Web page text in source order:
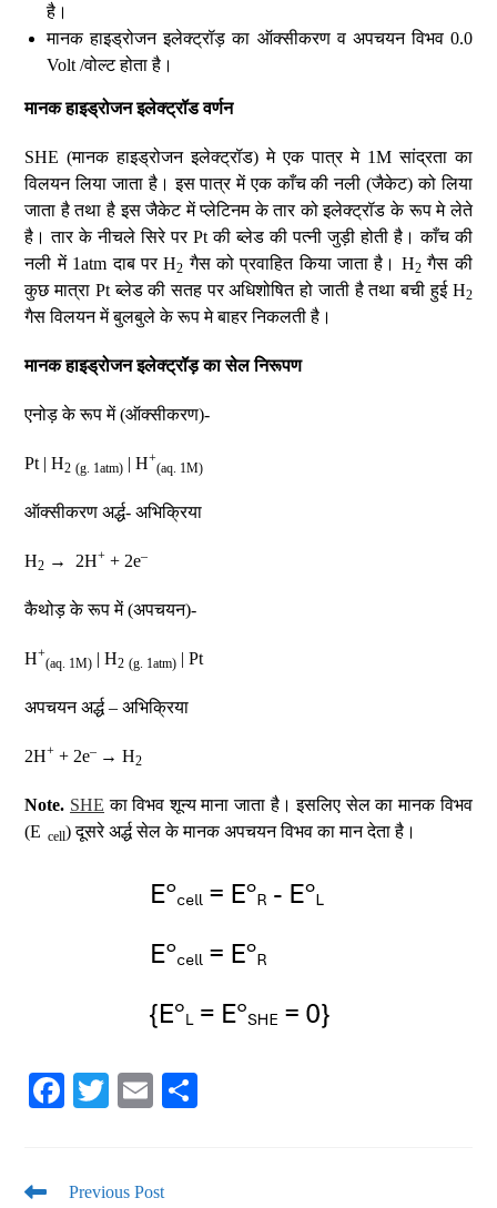
है।
मानक हाइड्रोजन इलेक्ट्रॉड़ का ऑक्सीकरण व अपचयन विभव 0.0
Volt /वोल्ट होता है।
मानक हाइड्रोजन इलेक्ट्रॉड वर्णन
SHE (मानक हाइड्रोजन इलेक्ट्रॉड) मे एक पात्र मे 1M सांद्रता का
विलयन लिया जाता है। इस पात्र में एक काँच की नली (जैकेट) को लिया
जाता है तथा है इस जैकेट में प्लेटिनम के तार को इलेक्ट्रॉड के रूप मे लेते
है। तार के नीचले सिरे पर Pt की ब्लेड की पत्नी जुड़ी होती है। काँच की
नली में 1atm दाब पर H2 गैस को प्रवाहित किया जाता है। H2गैस की
कुछ मात्रा Pt ब्लेड की सतह पर अधिशोषित हो जाती है तथा बची हुई H2
गैस विलयन में बुलबुले के रूप मे बाहर निकलती है।
मानक हाइड्रोजन इलेक्ट्रॉड़ का सेल निरूपण
एनोड़ के रूप में (ऑक्सीकरण)-
Pt | H2 (g. 1atm) | H+
(aq. 1M)
ऑक्सीकरण अर्द्ध- अभिक्रिया
H2 → 2H+ + 2e–
कैथोड़ के रूप में (अपचयन)-
H+
(aq. 1M) | H2 (g. 1atm) | Pt
अपचयन अर्द्ध – अभिक्रिया
2H+ + 2e– → H2
Note. SHE का विभव शून्य माना जाता है। इसलिए सेल का मानक विभव
(E cell) दूसरे अर्द्ध सेल के मानक अपचयन विभव का मान देता है।
Fa
ok
T
r
E
Previous Post